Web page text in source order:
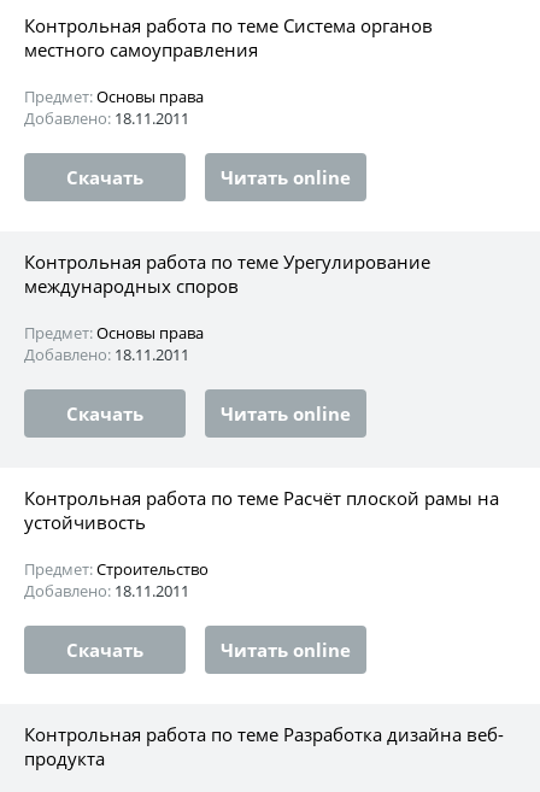
Контрольная работа по теме Система органов
местного самоуправления
Предмет:Основы права
Добавлено: 18.11.2011
Скачать Читать online
Контрольная работа по теме Урегулирование
международных споров
Предмет:Основы права
Добавлено: 18.11.2011
Скачать Читать online
Контрольная работа по теме Расчёт плоской рамы на
устойчивость
Предмет:Строительство
Добавлено: 18.11.2011
Скачать Читать online
Контрольная работа по теме Разработка дизайна веб-
продукта